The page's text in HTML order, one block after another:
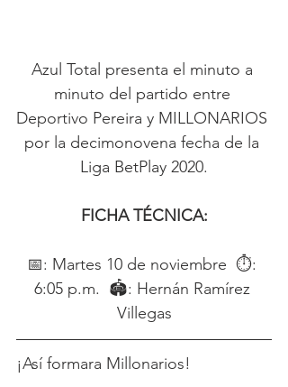
Azul Total presenta el minuto a
minuto del partido entre
Deportivo Pereira y MILLONARIOS
por la decimonovena fecha de la
Liga BetPlay 2020.
FICHA TÉCNICA:
📅: Martes 10 de noviembre  ⏱:
6:05 p.m.  🏟: Hernán Ramírez
Villegas
¡Así formara Millonarios!